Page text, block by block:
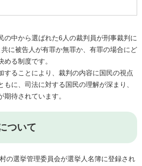
中から選ばれた6人の裁判員が刑事裁判に
に被告人が有罪か無罪か、有罪の場合にど
る制度です。
ることにより、裁判の内容に国民の視点
もに、司法に対する国民の理解が深まり、
待されています。
ついて
の選挙管理委員会が選挙人名簿に登録され